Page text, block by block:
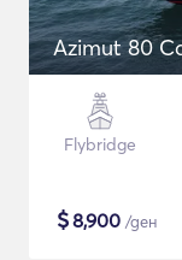
Azimut 80
Flybridge
$8,900 /ден